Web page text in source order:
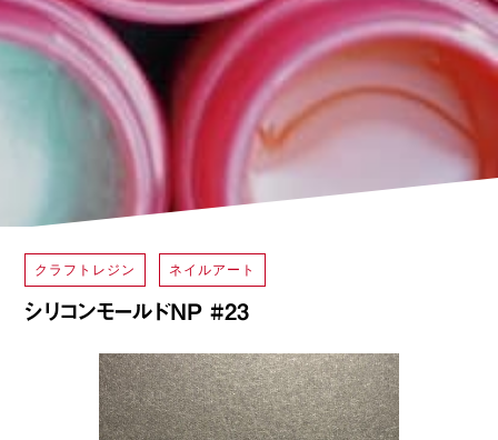
クラフトレジン ネイルアート
シリコンモールドNP #23